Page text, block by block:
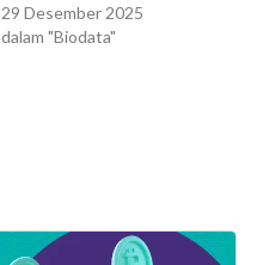
29 Desember 2025
dalam "Biodata"